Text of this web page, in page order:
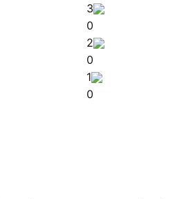
3
0
2
0
1
0